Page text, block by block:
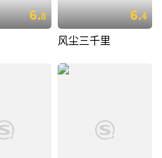
6.8 6.4
风尘三千里